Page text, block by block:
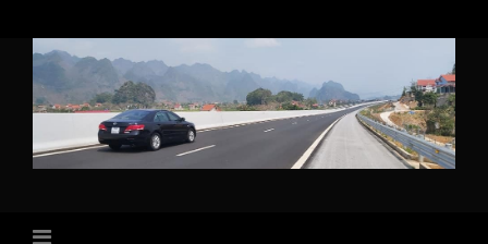
content